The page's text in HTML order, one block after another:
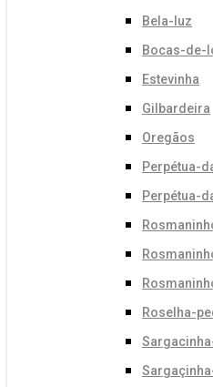
Bela-luz
Bocas-de-
Estevinha
Gilbardeira
Oregãos
Perpétua-
Perpétua-
Roselha-